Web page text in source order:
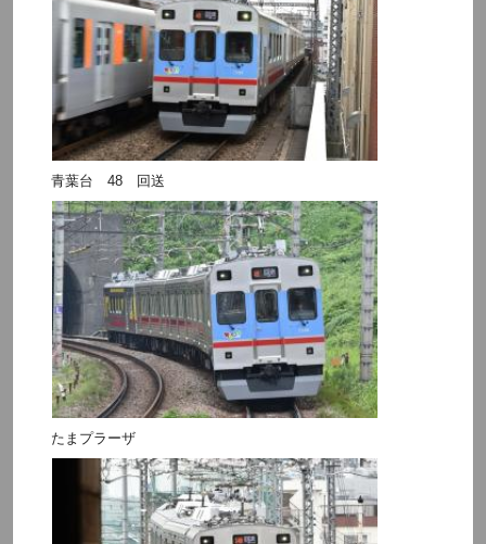
青葉台 48 回送
たまプラーザ